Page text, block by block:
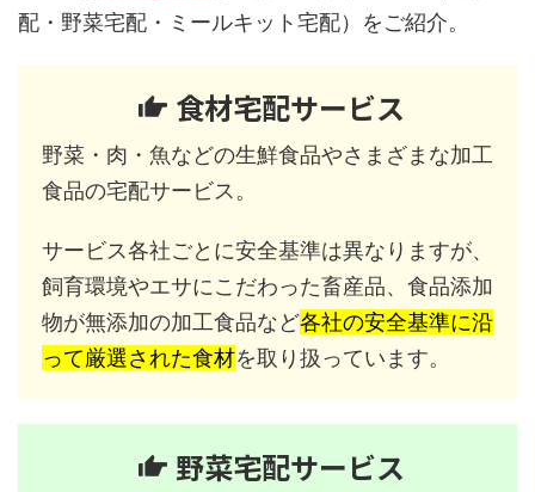
配・野菜宅配・ミールキット宅配）をご紹介。
食材宅配サービス
野菜・肉・魚などの生鮮食品やさまざまな加工
食品の宅配サービス。
サービス各社ごとに安全基準は異なりますが、
飼育環境やエサにこだわった畜産品、食品添加
物が無添加の加工食品など各社の安全基準に沿
って厳選された食材を取り扱っています。
野菜宅配サービス